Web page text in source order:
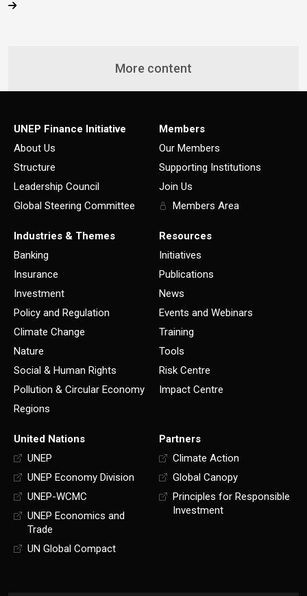
More content
UNEP Finance Initiative
About Us
Structure
Leadership Council
Global Steering Committee
Members
Our Members
Supporting Institutions
Join Us
Members Area
Industries & Themes
Banking
Insurance
Investment
Policy and Regulation
Climate Change
Nature
Social & Human Rights
Pollution & Circular Economy
Regions
Resources
Initiatives
Publications
News
Events and Webinars
Training
Tools
Risk Centre
Impact Centre
United Nations
UNEP
UNEP Economy Division
UNEP-WCMC
UNEP Economics and
Trade
UN Global Compact
Partners
Climate Action
Global Canopy
Principles for Responsible
Investment